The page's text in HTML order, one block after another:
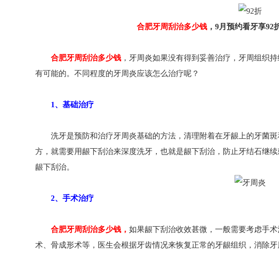
合肥牙周刮治多少钱 ，9月预约看牙享92
合肥牙周刮治多少钱 ，牙周炎如果没有得到妥善治疗，牙周组织
有可能的。不同程度的牙周炎应该怎么治疗呢？
1、基础治疗
洗牙是预防和治疗牙周炎基础的方法，清理附着在牙龈上的牙菌斑
方，就需要用龈下刮治来深度洗牙，也就是龈下刮治，防止牙结石继
龈下刮治。
2、手术治疗
合肥牙周刮治多少钱， 如果龈下刮治收效甚微，一般需要考虑手
术、骨成形术等，医生会根据牙齿情况来恢复正常的牙龈组织，消除牙
家居（合肥店）斜对面)
肥西佳德：青年
0551-62240289